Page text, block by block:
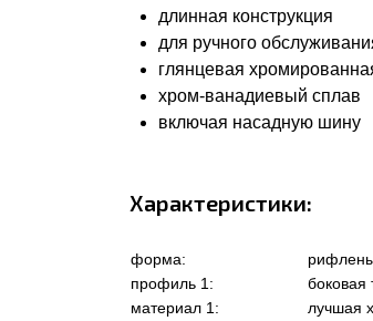
длинная конструкция
для ручного
глянцевая
хром-ванадиевый сплав
включая насадную шину
Характеристики:
форма:
профиль 1:
боковая
материал 1:
лучшая